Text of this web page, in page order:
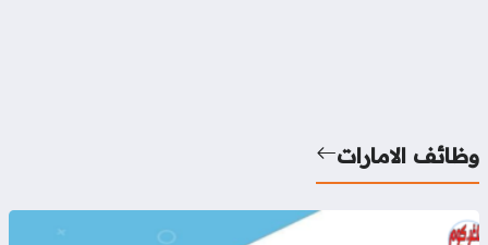
الامارات